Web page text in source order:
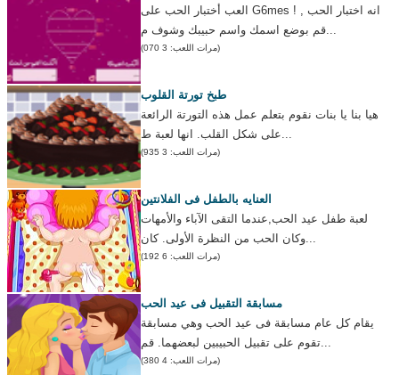
العب أختبار الحب على G6mes ! انه اختبار الحب ,
قم بوضع اسمك واسم حبيبك وشوف م...
(مرات اللعب: 3 070)
طبخ تورتة القلوب
هيا بنا يا بنات نقوم بتعلم عمل هذه التورتة الرائعة
على شكل القلب. انها لعبة ط...
(مرات اللعب: 3 935)
العنايه بالطفل فى الفلانتين
لعبة طفل عيد الحب,عندما التقى الآباء والأمهات
وكان الحب من النظرة الأولى. كان...
(مرات اللعب: 6 192)
مسابقة التقبيل فى عيد الحب
يقام كل عام مسابقة فى عيد الحب وهي مسابقة
تقوم على تقبيل الحبيبين لبعضهما. قم...
(مرات اللعب: 4 380)